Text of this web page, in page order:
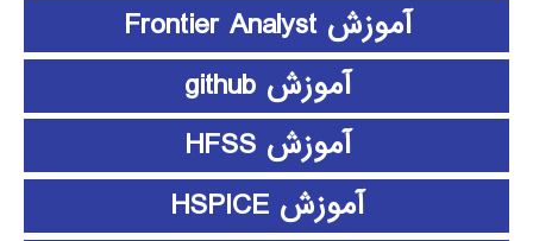
آموزش Frontier Analyst
آموزش github
آموزش HFSS
آموزش HSPICE